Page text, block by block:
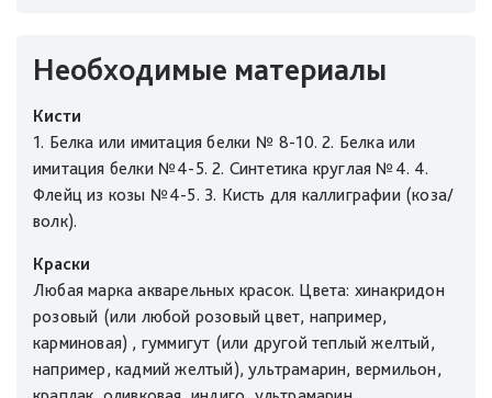
Необходимые материалы
Кисти
1. Белка или имитация белки № 8-10. 2. Белка или
имитация белки №4-5. 2. Синтетика круглая №4. 4.
Флейц из козы №4-5. 3. Кисть для каллиграфии (коза/
волк).
Краски
Любая марка акварельных красок. Цвета: хинакридон
розовый (или любой розовый цвет, например,
карминовая) , гуммигут (или другой теплый желтый,
например, кадмий желтый), ультрамарин, вермильон,